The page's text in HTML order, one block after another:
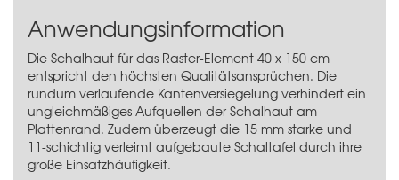
Anwendungsinformation
Die Schalhaut für das Raster-Element 40 x 150 cm
entspricht den höchsten Qualitätsansprüchen. Die
rundum verlaufende Kantenversiegelung verhindert ein
ungleichmäßiges Aufquellen der Schalhaut am
Plattenrand. Zudem überzeugt die 15 mm starke und
11-schichtig verleimt aufgebaute Schaltafel durch ihre
große Einsatzhäufigkeit.